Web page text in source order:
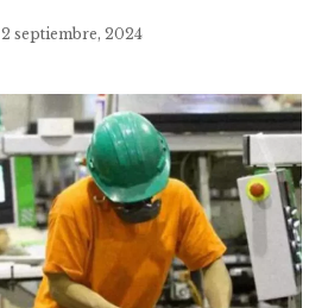
2 septiembre, 2024